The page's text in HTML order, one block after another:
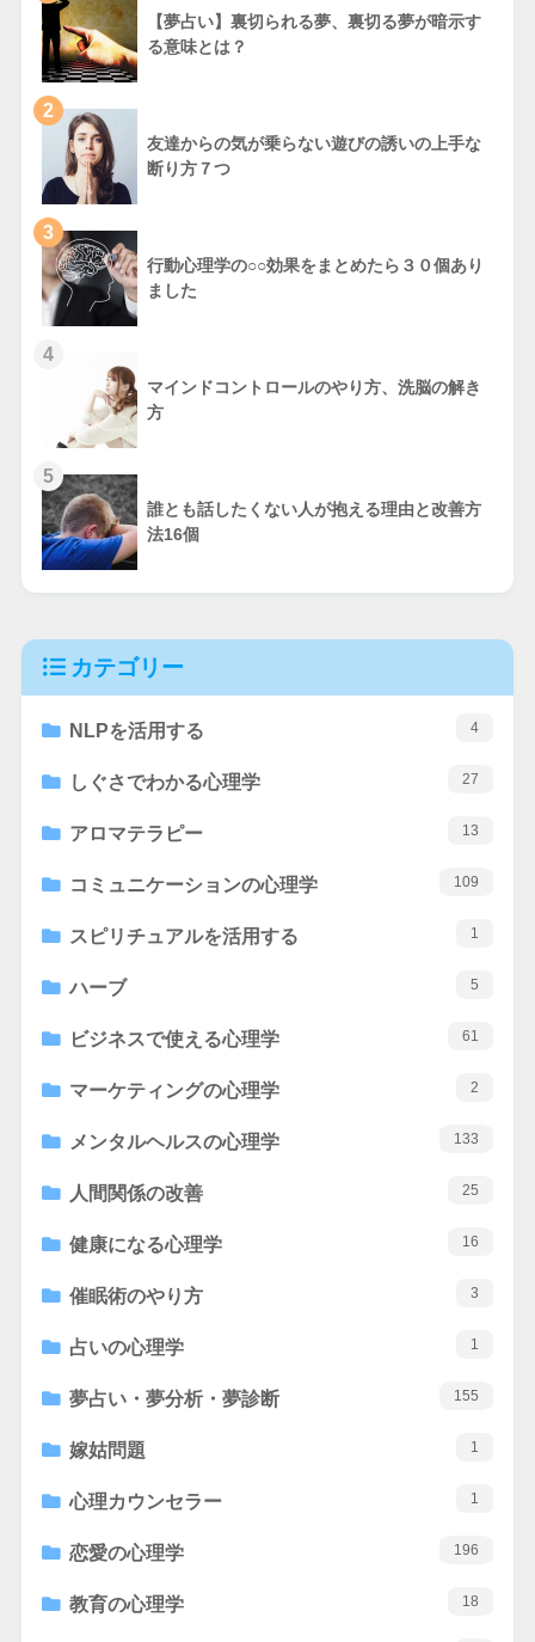
【夢占い】裏切られる夢、裏切る夢が暗示す
る意味とは？
2
友達からの気が乗らない遊びの誘いの上手な
断り方７つ
3
行動心理学の○○効果をまとめたら３０個あり
ました
4
マインドコントロールのやり方、洗脳の解き
方
5
誰とも話したくない人が抱える理由と改善方
法16個
カテゴリー
NLPを活用する 4
しぐさでわかる心理学 27
アロマテラピー 13
コミュニケーションの心理学 109
スピリチュアルを活用する 1
ハーブ 5
ビジネスで使える心理学 61
マーケティングの心理学 2
メンタルヘルスの心理学 133
人間関係の改善 25
健康になる心理学 16
催眠術のやり方 3
占いの心理学 1
夢占い・夢分析・夢診断 155
嫁姑問題 1
心理カウンセラー 1
恋愛の心理学 196
教育の心理学 18